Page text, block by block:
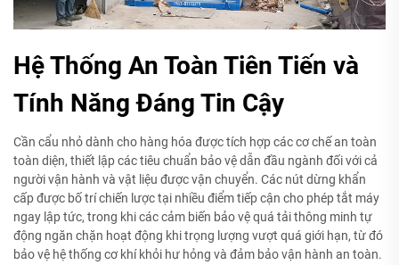
Hệ Thống An Toàn Tiên Tiến và
Tính Năng Đáng Tin Cậy
Cần cẩu nhỏ dành cho hàng hóa được tích hợp các cơ chế an toàn
toàn diện, thiết lập các tiêu chuẩn bảo vệ dẫn đầu ngành đối với cả
người vận hành và vật liệu được vận chuyển. Các nút dừng khẩn
cấp được bố trí chiến lược tại nhiều điểm tiếp cận cho phép tắt máy
ngay lập tức, trong khi các cảm biến bảo vệ quá tải thông minh tự
động ngăn chặn hoạt động khi trọng lượng vượt quá giới hạn, từ đó
bảo vệ hệ thống cơ khí khỏi hư hỏng và đảm bảo vận hành an toàn.